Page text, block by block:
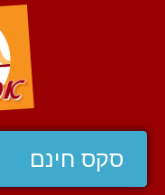
סקס חינם